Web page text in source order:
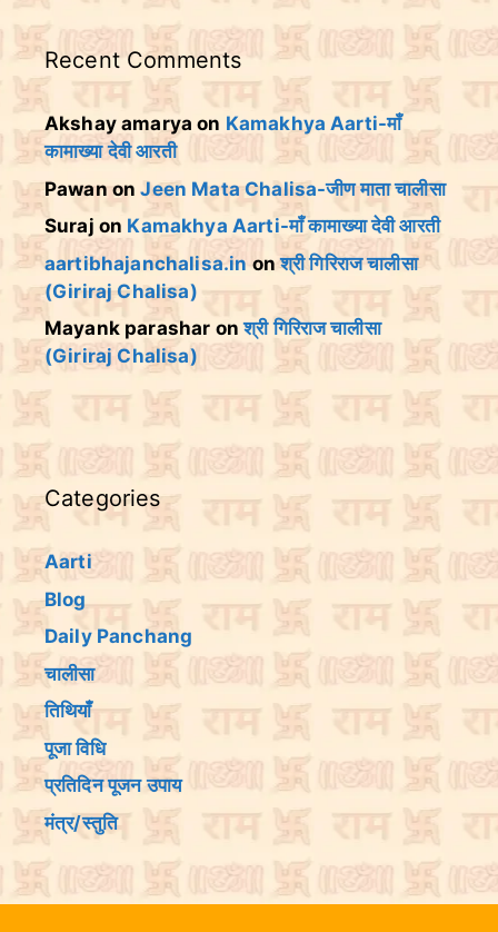
Recent Comments
Akshay amarya on Kamakhya Aarti-माँ
कामाख्या देवी आरती
PawanonJeen Mata Chalisa-जीण माता चालीसा
Suraj on Kamakhya Aarti-माँ कामाख्या देवी आरती
aartibhajanchalisa.in onश्री गिरिराज चालीसा
(Giriraj Chalisa)
Mayank parashar onश्री गिरिराज चालीसा
(Giriraj Chalisa)
Categories
Aarti
Blog
Daily Panchang
चालीसा
तिथियांँ
पूजा विधि
प्रतिदिन पूजन उपाय
मंत्र/स्तुति